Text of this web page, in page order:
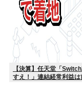
【決算】任天堂「
すえ！」連結経常利益